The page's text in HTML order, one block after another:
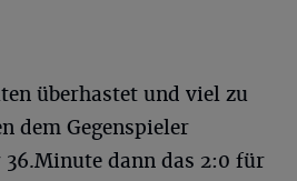
überhastet und viel zu
dem Gegenspieler
36.Minute dann das 2:0 für